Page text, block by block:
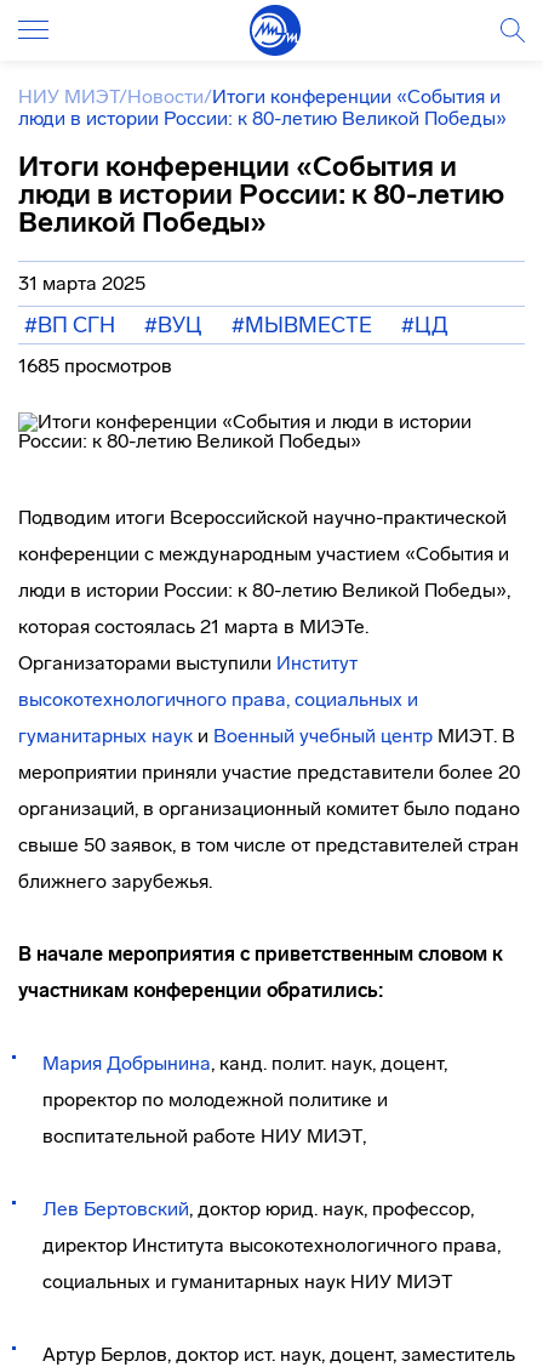
НИУ МИЭТ/Новости/Итоги конференции «События и
люди в истории России: к 80-летию Великой Победы»
Итоги конференции «События и
люди в истории России: к 80-летию
Великой Победы»
31 марта 2025
#ВП СГН #ВУЦ #МЫВМЕСТЕ #ЦД
1685 просмотров
Подводим итоги Всероссийской научно-практической
конференции с международным участием «События и
люди в истории России: к 80-летию Великой Победы»,
которая состоялась 21 марта в МИЭТе.
Организаторами выступили Институт
высокотехнологичного права, социальных и
гуманитарных наук и Военный учебный центр МИЭТ. В
мероприятии приняли участие представители более 20
организаций, в организационный комитет было подано
свыше 50 заявок, в том числе от представителей стран
ближнего зарубежья.
В начале мероприятия с приветственным словом к
участникам конференции обратились:
Мария Добрынина, канд. полит. наук, доцент,
проректор по молодежной политике и
воспитательной работе НИУ МИЭТ,
Лев Бертовский, доктор юрид. наук, профессор,
директор Института высокотехнологичного права,
социальных и гуманитарных наук НИУ МИЭТ
Артур Берлов, доктор ист. наук, доцент, заместитель